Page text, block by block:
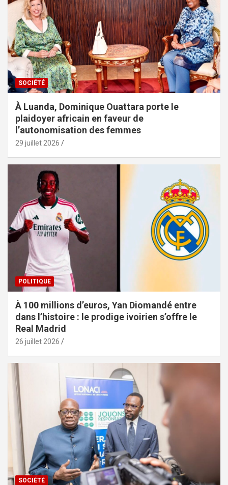
SOCIÉTÉ
À Luanda, Dominique Ouattara porte le
plaidoyer africain en faveur de
l’autonomisation des femmes
29 juillet 2026
POLITIQUE
À 100 millions d’euros, Yan Diomandé entre
dans l’histoire : le prodige ivoirien s’offre le
Real Madrid
26 juillet 2026
SOCIÉTÉ